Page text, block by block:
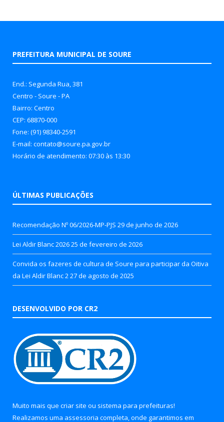
PREFEITURA MUNICIPAL DE SOURE
End.: Segunda Rua, 381
Centro - Soure - PA
Bairro: Centro
CEP: 68870-000
Fone: (91) 98340-2591
E-mail: contato@soure.pa.gov.br
Horário de atendimento: 07:30 às 13:30
ÚLTIMAS PUBLICAÇÕES
Recomendação Nº 06/2026-MP-PJS 29 de junho de 2026
Lei Aldir Blanc 202625 de fevereiro de 2026
Convida os fazeres de cultura de Soure para participar da Oitiva
da Lei Aldir Blanc 2 27 de agosto de 2025
DESENVOLVIDO POR CR2
Muito mais que criar site ou sistema para prefeituras!
Realizamos uma assessoria completa, onde garantimos em